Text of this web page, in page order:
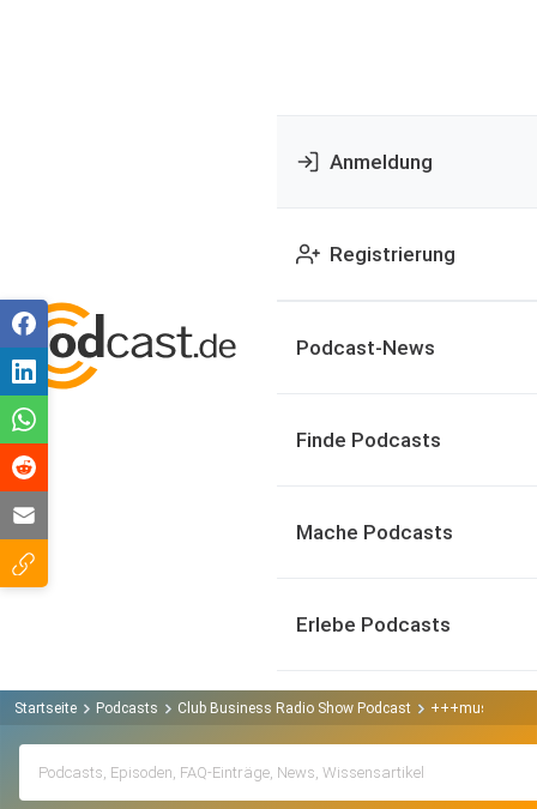
Anmeldung
Registrierung
Podcast-News
Finde Podcasts
Mache Podcasts
Erlebe Podcasts
Startseite Podcasts Club Business Radio Show Podcast +++music